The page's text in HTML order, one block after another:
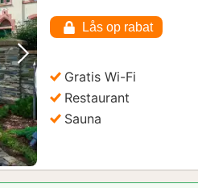
Næste billede
Lås op rabat
Gratis Wi-Fi
Restaurant
Sauna